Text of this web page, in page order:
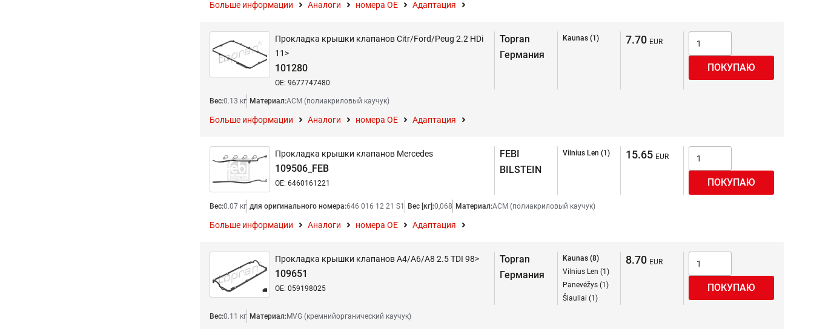
Больше информации Аналоги номера ОЕ Адаптация
Прокладка крышки клапанов Citr/Ford/Peug 2.2 HDi
11>
101280
OE: 9677747480
Topran
Германия
Kaunas (1) 7.70
Вес:0.13 кг Материал:АСМ (полиакриловый каучук)
Больше информации Аналоги номера ОЕ Адаптация
Прокладка крышки клапанов Mercedes
109506_FEB
OE: 6460161221
FEBI
BILSTEIN
Vilnius Len (1) 15.65
Вес:0.07 кг для оригинального номера:646 016 12 21 S1 Вес [кг]:0,068 Материал:АСМ (полиакриловый каучук)
Больше информации Аналоги номера ОЕ Адаптация
Прокладка крышки клапанов A4/A6/A8 2.5 TDI 98>
109651
OE: 059198025
Topran
Германия
Kaunas (8)
Vilnius Len (1)
Panevėžys (1)
Šiauliai (1)
8.70
Вес:0.11 кг Материал:MVG (кремнийорганический каучук)